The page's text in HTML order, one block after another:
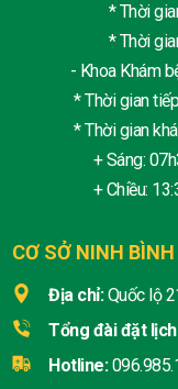
* Thời gian
* Thời gian
- Khoa Khám
* Thời gian
* Thời gian
+ Sáng:
+ Chiều:
CƠ SỞ NINH BÌNH
Địa chỉ: Quốc lộ
Tổng đài đặt
Hotline: